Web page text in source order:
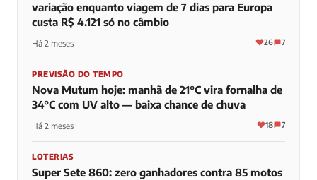
variação enquanto viagem de 7 dias para Europa
custa R$ 4.121 só no câmbio
Há 2 meses 26 7
PREVISÃO DO TEMPO
Nova Mutum hoje: manhã de 21°C vira fornalha de
34°C com UV alto — baixa chance de chuva
Há 2 meses 18 7
LOTERIAS
Super Sete 860: zero ganhadores contra 85 motos